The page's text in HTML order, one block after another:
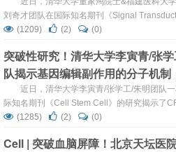
刘奇才团队在国际知名期刊《Signal
Targeted Therapy》发表一项关于胰腺导管腺
如何“策反”神经周围的雪旺细胞，为其沿神经
新分子机制，并锁定了关键药物靶点。这一发
癌这一“癌王”的预后带来了新的希望。 ...
(1209) (2) (0)
突破性研究！清华大学李寅青/张
队揭示基因编辑副作用的分子机制
种可最小化干扰、保全细胞功能
策略
近日，清华大学李寅青/张学工/朱明团队
际知名期刊《Cell Stem Cell》的研究揭示了
基因编辑技术一个此前被忽视的重大副作用：
维结构，导致干细胞身份丢失。这项研究不仅
(1285) (2) (0)
Cell | 突破血脑屏障！北京天坛医